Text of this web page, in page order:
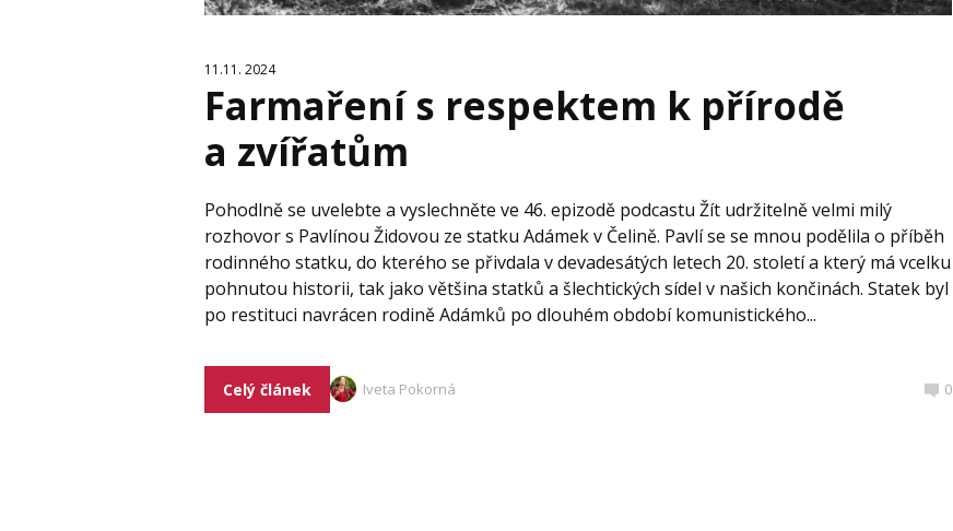
11.11. 2024
Farmaření s respektem k přírodě
a zvířatům
Pohodlně se uvelebte a vyslechněte ve 46. epizodě podcastu Žít udržitelně velmi milý
rozhovor s Pavlínou Židovou ze statku Adámek v Čelině. Pavlí se se mnou podělila o příběh
rodinného statku, do kterého se přivdala v devadesátých letech 20. století a který má vcelku
pohnutou historii, tak jako většina statků a šlechtických sídel v našich končinách. Statek byl
po restituci navrácen rodině Adámků po dlouhém období komunistického...
Celý článek Iveta Pokorná 0